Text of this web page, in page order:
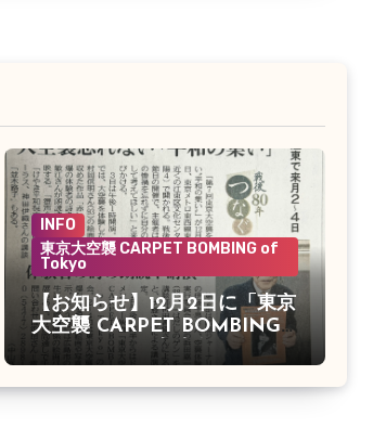
INFO
東京大空襲 CARPET BOMBING of
Tokyo
【お知らせ】12月2日に「東京
大空襲 CARPET BOMBING
of Tokyo」の上映会がありま
す